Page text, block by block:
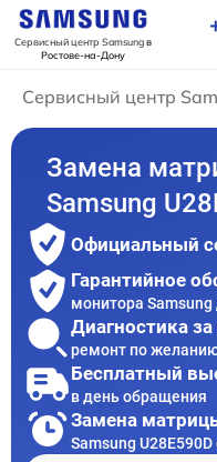
Сервисный центр Samsungв
Ростове-на-Дону
Сервисный центр
Замена
Samsung
Официальный
Гарантийное
монитора Samsung
Диагностика
ремонт по
Бесплатный
в день обращения
Замена
Samsung